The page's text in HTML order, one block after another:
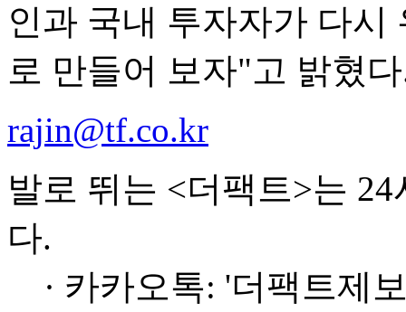
인과 국내 투자자가 다
로 만들어 보자"고 밝혔
rajin@tf.co.kr
발로 뛰는 <더팩트>는
다.
· 카카오톡: '더팩트제